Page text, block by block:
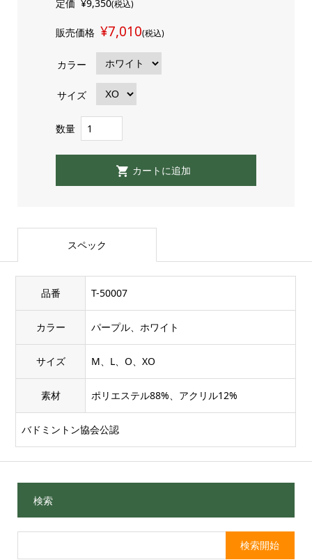
定価 ¥9,350(税込)
販売価格 ¥7,010(税込)
カラー
サイズ
数量
スペック
品番 T-50007
カラー パープル、ホワイト
サイズ M、L、O、XO
素材 ポリエステル88%、アクリル12%
バドミントン協会公認
検索